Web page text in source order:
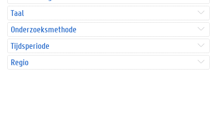
Taal
Onderzoeksmethode
Tijdsperiode
Regio